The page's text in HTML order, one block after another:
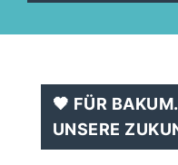
🖤 FÜR
UNSERE